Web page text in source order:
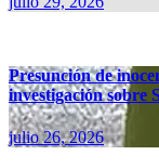
Presunción de
investigación sobre
julio 26, 2026